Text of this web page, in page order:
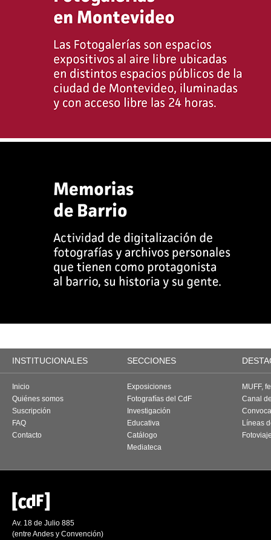
INSTITUCIONALES SECCIONES
Inicio
Quiénes somos
Suscripción
FAQ
Contacto
Exposiciones
Fotografías del CdF
Investigación
Educativa
Catálogo
Mediateca
MUFF,
Canal
Líneas
Av. 18 de Julio 885
(entre Andes y Convención)